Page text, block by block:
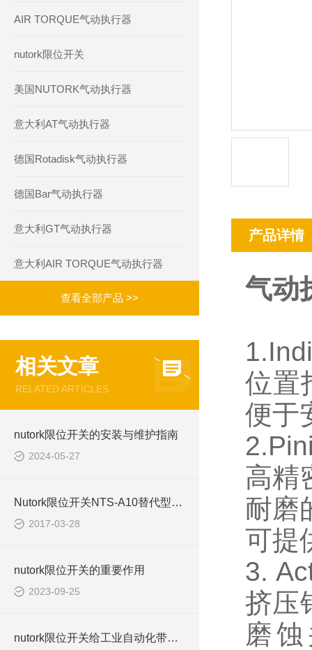
AIR TORQUE气动执行器
nutork限位开关
美国NUTORK气动执行器
意大利AT气动执行器
德国Rotadisk气动执行器
德国Bar气动执行器
意大利GT气动执行器
意大利AIR TORQUE气动执行器
查看全部产品 >>
相关文章
RELATED ARTICLES
nutork限位开关的安装与维护指南
2024-05-27
Nutork限位开关NTS-A10替代型号NTS-CP10
2017-03-28
nutork限位开关的重要作用
2023-09-25
nutork限位开关给工业自动化带来了便利
产品详情
气动
位置
便于
高精
耐磨
可提
3.
挤压
磨